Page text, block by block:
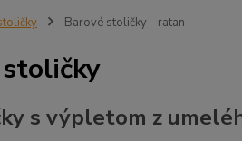
Barové stoličky - ratan
s výpletom z